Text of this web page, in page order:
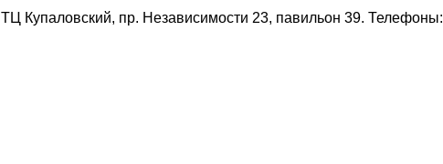
ТЦ Купаловский, пр. Независимости 23, павильон 39. Телефоны: